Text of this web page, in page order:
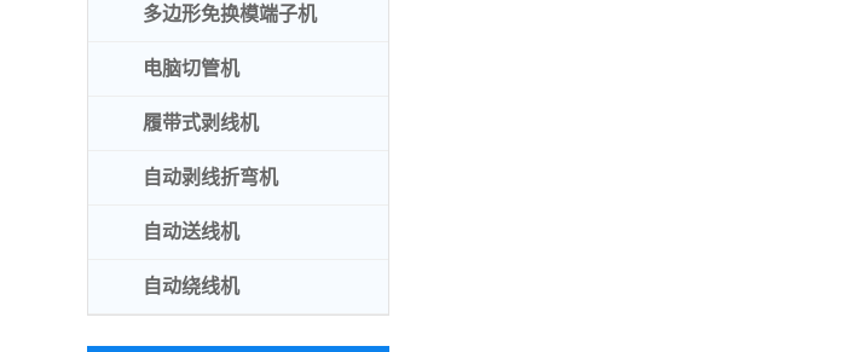
多边形免换模端子机
电脑切管机
履带式剥线机
自动剥线折弯机
自动送线机
自动绕线机